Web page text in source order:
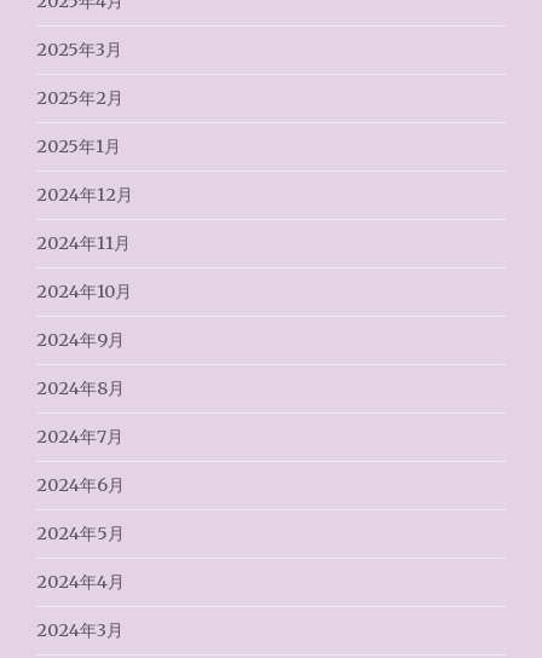
2025年3月
2025年2月
2025年1月
2024年12月
2024年11月
2024年10月
2024年9月
2024年8月
2024年7月
2024年6月
2024年5月
2024年4月
2024年3月